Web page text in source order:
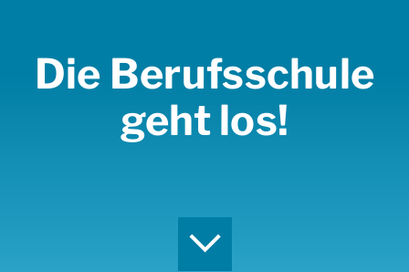
Die Berufsschule
geht los!